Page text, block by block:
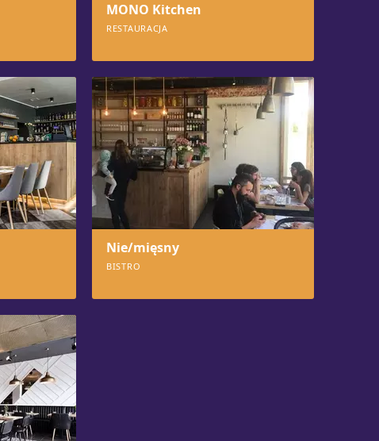
MONO Kitchen
RESTAURACJA
Nie/mięsny
BISTRO